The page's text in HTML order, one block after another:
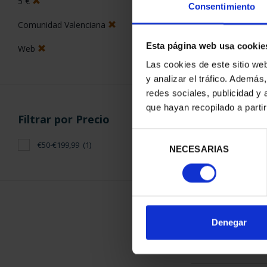
Consentimiento
Esta página web usa
Las cookies de este sitio
y analizar el tráfico.
redes sociales, publicidad y
que hayan recopilado a
consentimiento
NECESARIAS
Denegar
Comunidad Valenciana
Web
Filtrar por Precio
€50-€199,99 (1)
CAPITALES
ORDENAR POR: